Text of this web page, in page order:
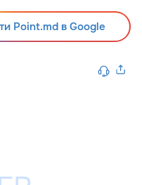
Point.md в Google